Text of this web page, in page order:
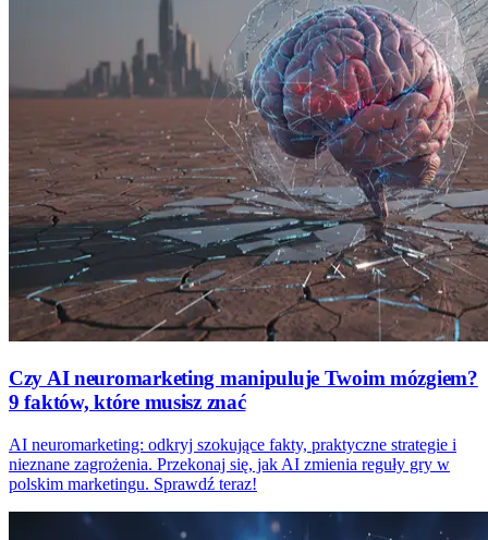
Czy AI neuromarketing manipuluje Twoim mózgiem?
9 faktów, które musisz znać
AI neuromarketing: odkryj szokujące fakty, praktyczne strategie i
nieznane zagrożenia. Przekonaj się, jak AI zmienia reguły gry w
polskim marketingu. Sprawdź teraz!